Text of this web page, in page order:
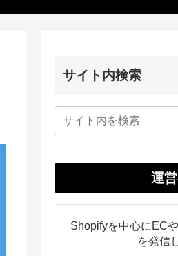
サイト内検索
運
Shopifyを中心にEC
を発信